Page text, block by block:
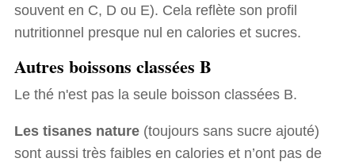
souvent en C, D ou E). Cela reflète son profil
nutritionnel presque nul en calories et sucres.
Autres boissons classées B
Le thé n'est pas la seule boisson classées B.
Les tisanes nature(toujours sans sucre ajouté)
sont aussi très faibles en calories et n’ont pas de